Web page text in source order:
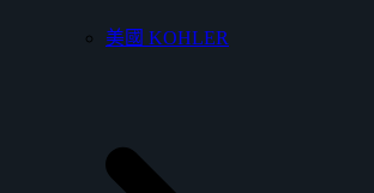
美國 KOHLER